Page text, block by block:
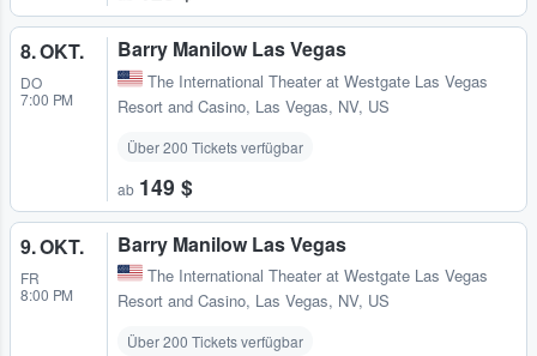
8. OKT.
DO
7:00 PM
Barry Manilow Las Vegas
The International Theater at Westgate Las Vegas
Resort and Casino, Las Vegas, NV, US
Über 200 Tickets verfügbar
ab 149 $
9. OKT.
FR
8:00 PM
Barry Manilow Las Vegas
The International Theater at Westgate Las Vegas
Resort and Casino, Las Vegas, NV, US
Über 200 Tickets verfügbar